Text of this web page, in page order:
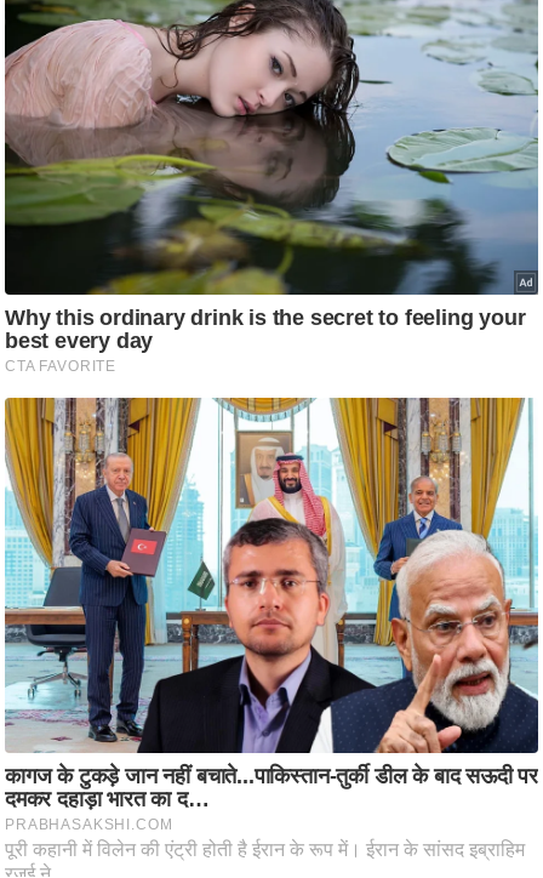
चा
य
प
र
स
मी
क्षा
ज्यो
ति
ष
भु
म
हि
मा
/
ध
र्म
स्थ
ल
त
त्यो
हा
र